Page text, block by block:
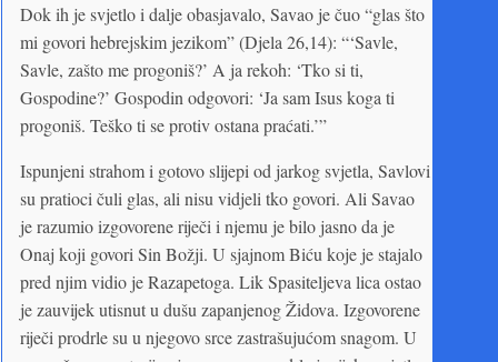
Dok ih je svjetlo i dalje obasjavalo, Savao je čuo “glas što
mi govori hebrejskim jezikom” (Djela 26,14): “‘Savle,
Savle, zašto me progoniš?’ A ja rekoh: ‘Tko si ti,
Gospodine?’ Gospodin odgovori: ‘Ja sam Isus koga ti
progoniš. Teško ti se protiv ostana praćati.’”
Ispunjeni strahom i gotovo slijepi od jarkog svjetla, Savlovi
su pratioci čuli glas, ali nisu vidjeli tko govori. Ali Savao
je razumio izgovorene riječi i njemu je bilo jasno da je
Onaj koji govori Sin Božji. U sjajnom Biću koje je stajalo
pred njim vidio je Razapetoga. Lik Spasiteljeva lica ostao
je zauvijek utisnut u dušu zapanjenog Židova. Izgovorene
riječi prodrle su u njegovo srce zastrašujućom snagom. U